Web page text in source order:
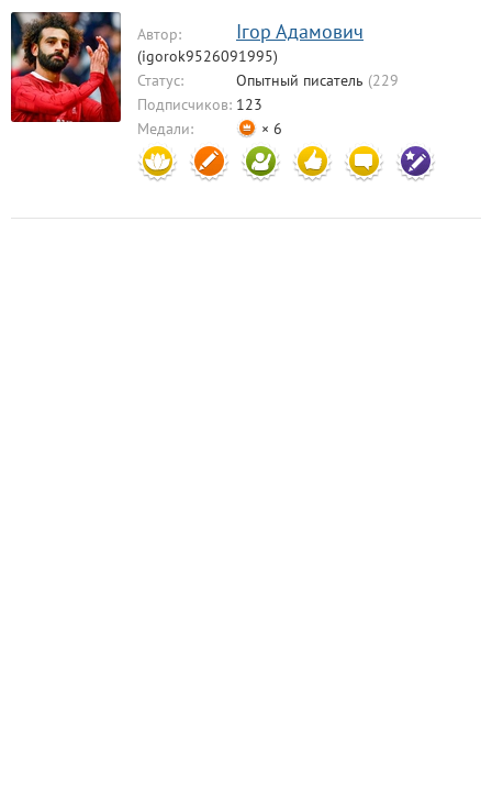
Автор: Ігор Адамович
(igorok9526091995)
Статус:
Опытный писатель (229
комментариев)
Подписчиков: 123
Медали:
× 6